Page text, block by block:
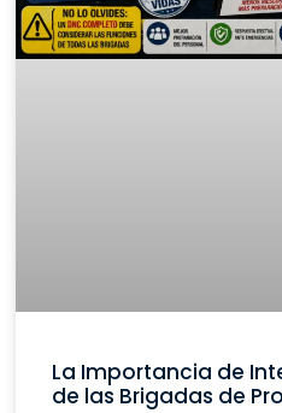
La Importancia de
de las Brigadas de